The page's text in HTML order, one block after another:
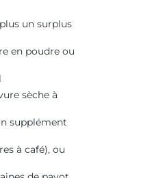
un surplus
en poudre ou
sèche à
supplément
à café), ou